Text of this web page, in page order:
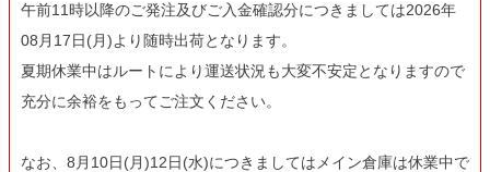
午前11時以降のご発注及びご入金確認分につきましては2026年
08月17日(月)より随時出荷となります。
夏期休業中はルートにより運送状況も大変不安定となりますので
充分に余裕をもってご注文ください。
なお、8月10日(月)12日(水)につきましてはメイン倉庫は休業中で